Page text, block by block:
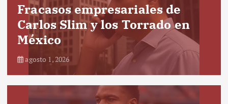
Fracasos empresariales de
Carlos Slim y los Torrado en
México
agosto 1, 2026